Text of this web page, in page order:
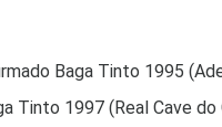
Baga Tinto 1995
Tinto 1997 (Real Cave do